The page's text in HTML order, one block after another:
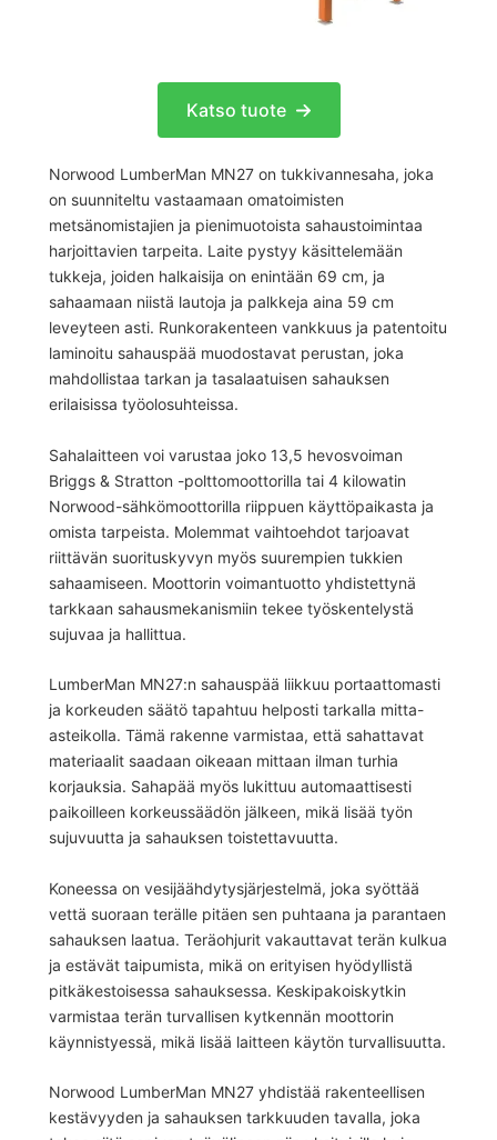
Katso tuote
Norwood LumberMan MN27 on tukkivannesaha, joka
on suunniteltu vastaamaan omatoimisten
metsänomistajien ja pienimuotoista sahaustoimintaa
harjoittavien tarpeita. Laite pystyy käsittelemään
tukkeja, joiden halkaisija on enintään 69 cm, ja
sahaamaan niistä lautoja ja palkkeja aina 59 cm
leveyteen asti. Runkorakenteen vankkuus ja patentoitu
laminoitu sahauspää muodostavat perustan, joka
mahdollistaa tarkan ja tasalaatuisen sahauksen
erilaisissa työolosuhteissa.
Sahalaitteen voi varustaa joko 13,5 hevosvoiman
Briggs & Stratton -polttomoottorilla tai 4 kilowatin
Norwood-sähkömoottorilla riippuen käyttöpaikasta ja
omista tarpeista. Molemmat vaihtoehdot tarjoavat
riittävän suorituskyvyn myös suurempien tukkien
sahaamiseen. Moottorin voimantuotto yhdistettynä
tarkkaan sahausmekanismiin tekee työskentelystä
sujuvaa ja hallittua.
LumberMan MN27:n sahauspää liikkuu portaattomasti
ja korkeuden säätö tapahtuu helposti tarkalla mitta-
asteikolla. Tämä rakenne varmistaa, että sahattavat
materiaalit saadaan oikeaan mittaan ilman turhia
korjauksia. Sahapää myös lukittuu automaattisesti
paikoilleen korkeussäädön jälkeen, mikä lisää työn
sujuvuutta ja sahauksen toistettavuutta.
Koneessa on vesijäähdytysjärjestelmä, joka syöttää
vettä suoraan terälle pitäen sen puhtaana ja parantaen
sahauksen laatua. Teräohjurit vakauttavat terän kulkua
ja estävät taipumista, mikä on erityisen hyödyllistä
pitkäkestoisessa sahauksessa. Keskipakoiskytkin
varmistaa terän turvallisen kytkennän moottorin
käynnistyessä, mikä lisää laitteen käytön turvallisuutta.
Norwood LumberMan MN27 yhdistää rakenteellisen
kestävyyden ja sahauksen tarkkuuden tavalla, joka